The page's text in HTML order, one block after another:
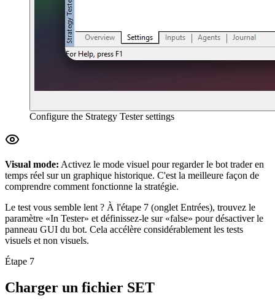
Configure the Strategy Tester settings
Visual mode: Activez le mode visuel pour regarder le bot trader en
temps réel sur un graphique historique. C'est la meilleure façon de
comprendre comment fonctionne la stratégie.
Le test vous semble lent ? À l'étape 7 (onglet Entrées), trouvez le
paramètre «In Tester» et définissez-le sur «false» pour désactiver le
panneau GUI du bot. Cela accélère considérablement les tests
visuels et non visuels.
Étape 7
Charger un fichier SET